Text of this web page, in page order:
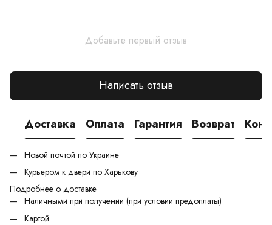
Добавьте первый отзыв
Написать отзыв
Доставка Оплата Гарантия Возврат
Новой почтой по Украине
Курьером к двери по Харькову
Подробнее о доставке
Наличными при получении (при условии предоплаты)
Картой